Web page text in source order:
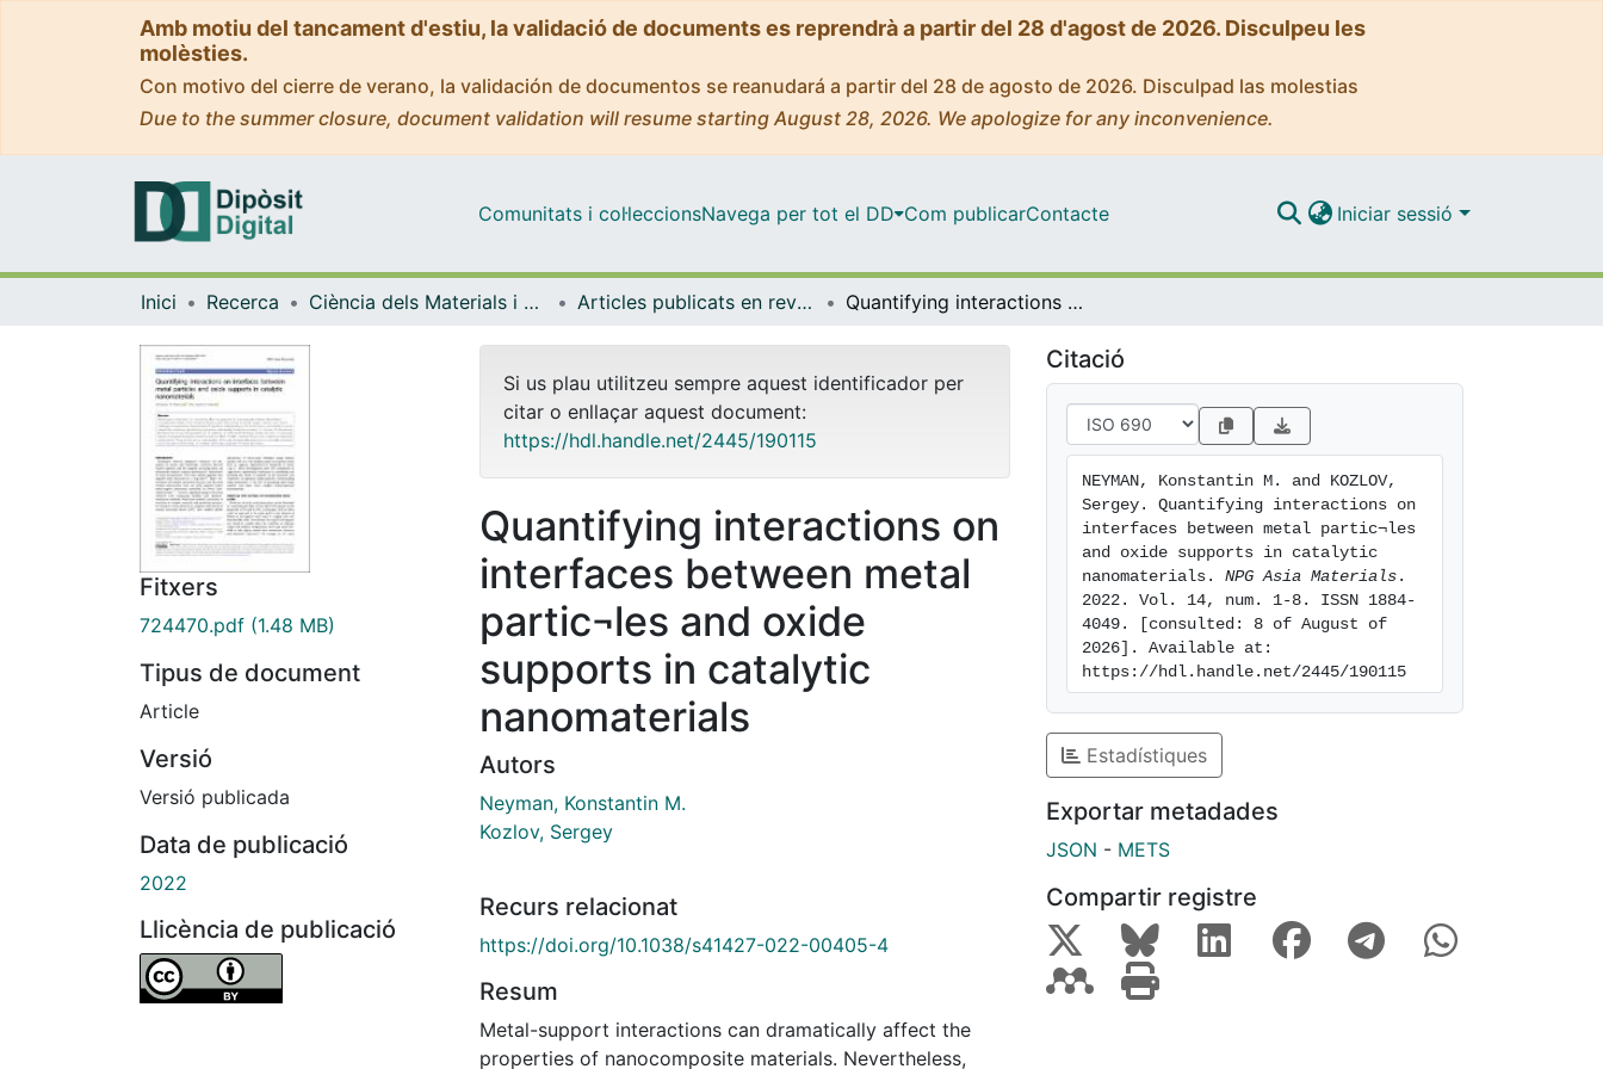
Amb motiu del tancament d'estiu, la validació de documents es reprendrà a partir del 28 d'agost de 2026. Disculpeu les
molèsties.
Con motivo del cierre de verano, la validación de documentos se reanudará a partir del 28 de agosto de 2026. Disculpad las molestias
Due to the summer closure, document validation will resume starting August 28, 2026. We apologize for any inconvenience.
Comunitats i col·leccionsNavega per tot el DD Com publicarContacte Iniciar sessió
Inici Recerca Ciència dels Materials i Química Física Articles publicats en revistes (Ciència dels Materials i Química Física) Quantifying interactions on interfaces between metal partic¬les and oxide supports in catalytic nanomaterials
Fitxers
724470.pdf (1.48 MB)
Tipus de document
Article
Versió
Versió publicada
Data de publicació
2022
Llicència de publicació
Si us plau utilitzeu sempre aquest identificador per
citar o enllaçar aquest document:
https://hdl.handle.net/2445/190115
Quantifying interactions on
interfaces between metal
partic¬les and oxide
supports in catalytic
nanomaterials
Autors
Neyman, Konstantin M.
Kozlov, Sergey
Recurs relacionat
https://doi.org/10.1038/s41427-022-00405-4
Resum
Metal-support interactions can dramatically affect the
properties of nanocomposite materials. Nevertheless,
Citació
NEYMAN, Konstantin M. and KOZLOV,
Sergey. Quantifying interactions on
interfaces between metal partic¬les
and oxide supports in catalytic
nanomaterials. NPG Asia Materials .
2022. Vol. 14, num. 1-8. ISSN 1884-
4049. [consulted: 8 of August of
2026]. Available at:
https://hdl.handle.net/2445/190115
Estadístiques
Exportar metadades
JSON - METS
Compartir registre